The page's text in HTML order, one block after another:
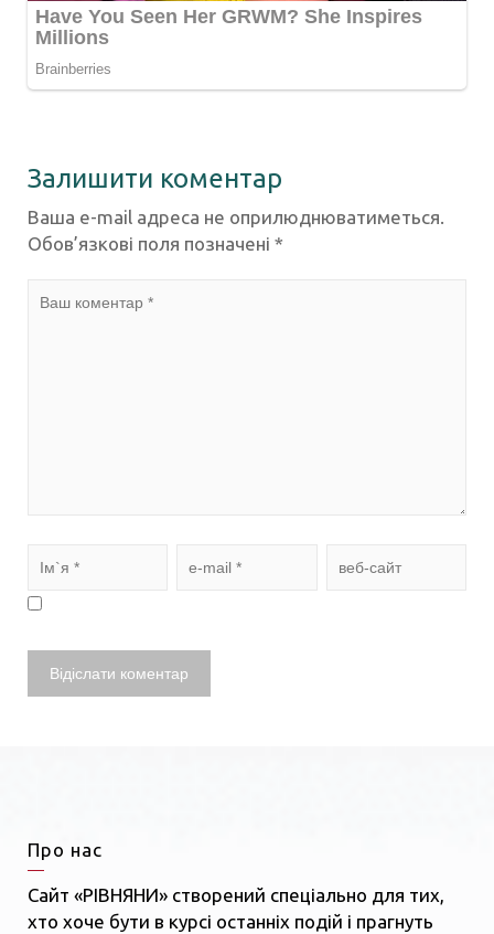
Залишити коментар
Ваша e-mail адреса не оприлюднюватиметься.
Обов’язкові поля позначені *
Про нас
Сайт «РІВНЯНИ» створений спеціально для тих,
хто хоче бути в курсі останніх подій і прагнуть